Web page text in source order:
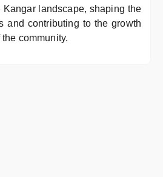
Kangar landscape, shaping the
and contributing to the growth
community.